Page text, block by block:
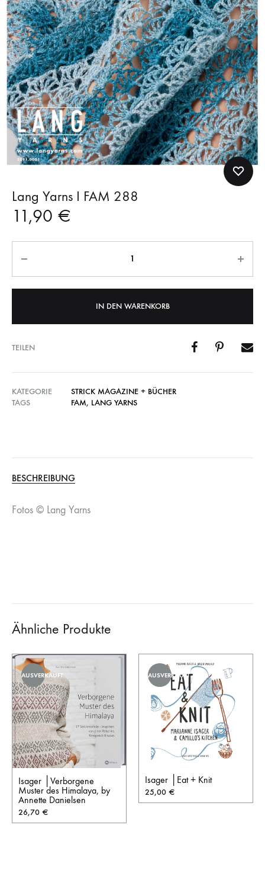
Lang Yarns I FAM 288
11,90 €
Anzahl
IN DEN WARENKORB
TEILEN
KATEGORIE
STRICK MAGAZINE + BÜCHER
TAGS
FAM, LANG YARNS
BESCHREIBUNG
Fotos © Lang Yarns
Ähnliche Produkte
AUSVERKAUFT
Isager │Verborgene
Muster des Himalaya, by
Annette Danielsen
26,70 €
AUSVERKAUFT
Isager │Eat + Knit
25,00 €